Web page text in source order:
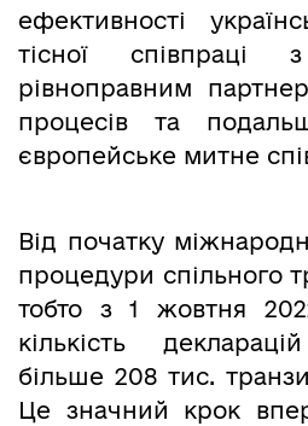
ефективності
тісної співпраці
рівноправним
процесів та
європейське митне
Від початку
процедури спільного
тобто з 1 жовтня
кількість
більше 208 тис.
Це значний крок